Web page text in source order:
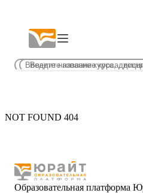
NOT FOUND 404
Образовательная платформа